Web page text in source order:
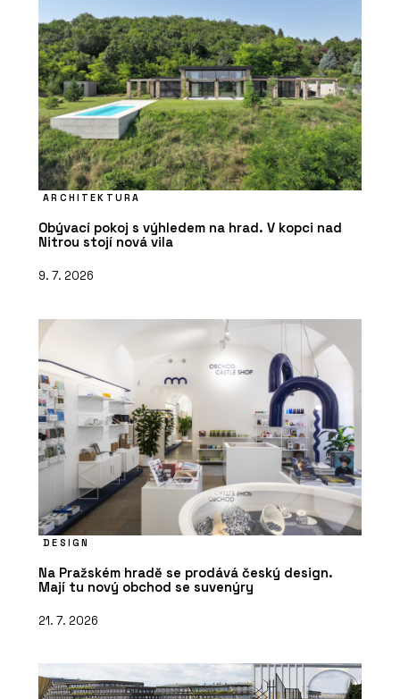
ARCHITEKTURA
Obývací pokoj s výhledem na hrad. V kopci nad
Nitrou stojí nová vila
9. 7. 2026
DESIGN
Na Pražském hradě se prodává český design.
Mají tu nový obchod se suvenýry
21. 7. 2026